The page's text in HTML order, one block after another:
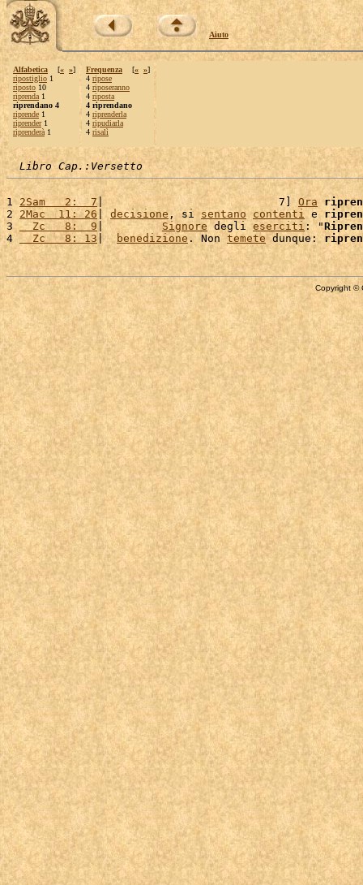
Aiuto
Alfabetica [« »]
ripostiglio 1
riposto 10
riprenda 1
riprendano 4
riprende 1
riprender1
riprenderà 1
Frequenza [« »]
4 ripose
4 riposeranno
4 riposta
4 riprendano
4 riprenderla
4 ripudiarla
4 risalì
Libro Cap.:Versetto
1 2Sam   2:  7|                           7] Ora
2 2Mac  11: 26 decisione, si sentano contenti e
3
  Zc   8:  9
| Signore degli eserciti : "
4
  Zc   8: 13
| benedizione . Non temete dunque:
Copyright ©